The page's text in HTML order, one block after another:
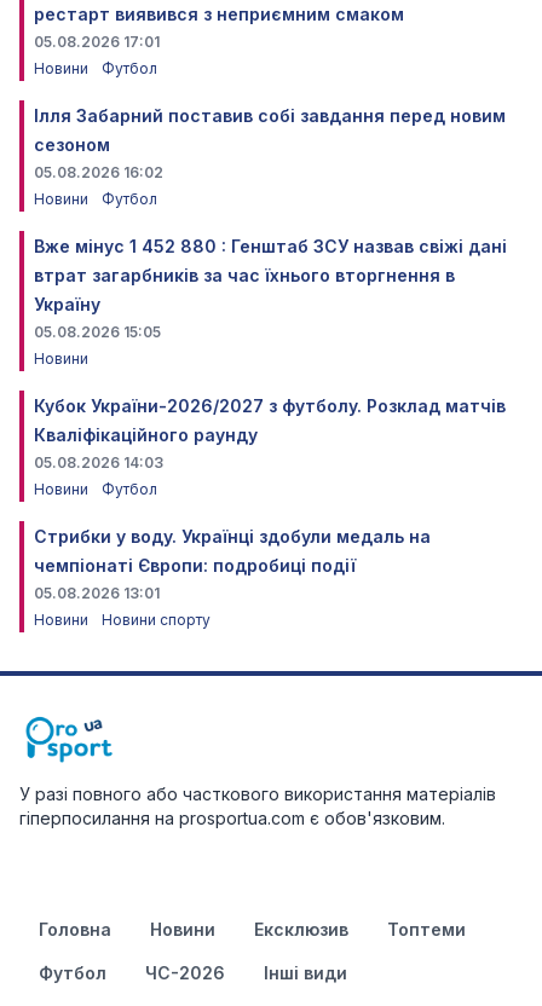
рестарт виявився з неприємним смаком
05.08.2026 17:01
Новини
Футбол
Ілля Забарний поставив собі завдання перед новим
сезоном
05.08.2026 16:02
Новини
Футбол
Вже мінус 1 452 880 : Генштаб ЗСУ назвав свіжі дані
втрат загарбників за час їхнього вторгнення в
Україну
05.08.2026 15:05
Новини
Кубок України-2026/2027 з футболу. Розклад матчів
Кваліфікаційного раунду
05.08.2026 14:03
Новини
Футбол
Стрибки у воду. Українці здобули медаль на
чемпіонаті Європи: подробиці події
05.08.2026 13:01
Новини
Новини спорту
У разі повного або часткового використання матеріалів
гіперпосилання на prosportua.com є обов'язковим.
Головна Новини Ексклюзив Топтеми
Футбол ЧС-2026 Інші види